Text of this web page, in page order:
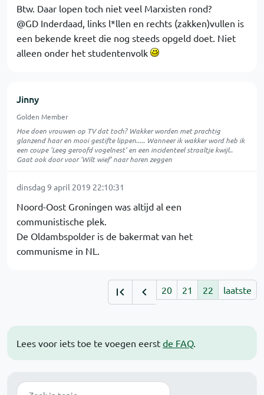
Lees voor iets toe te voegen eerst de FAQ.
Zoek
Btw. Daar lopen toch niet veel Marxisten rond?
@GD Inderdaad, links l*llen en rechts (zakken)vullen is
een bekende kreet die nog steeds opgeld doet. Niet
alleen onder het studentenvolk
Jinny
Golden Member
Hoe doen vrouwen op TV dat toch? Wakker worden met prachtig
glanzend haar en mooi gestifte lippen..... Wanneer ik wakker word heb ik
een coupe 'Leeg geroofd vogelnest' en een incidenteel straaltje kwijl..
Gaat ook door voor 'Wilt wief' naar horen zeggen
dinsdag 9 april 2019 22:10:31
Noord-Oost Groningen was altijd al een
communistische plek.
De Oldambspolder is de bakermat van het
communisme in NL.
20 21 22 laatste